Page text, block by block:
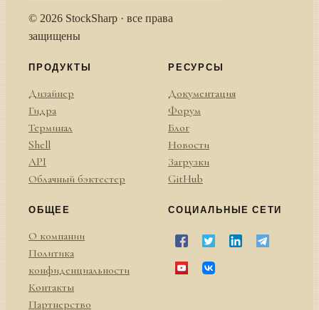
© 2026 StockSharp · все права
защищены
ПРОДУКТЫ
Дизайнер
Гидра
Терминал
Shell
API
Облачный бэктестер
РЕСУРСЫ
Документация
Форум
Блог
Новости
Загрузки
GitHub
ОБЩЕЕ
О компании
Политика
конфиденциальности
Контакты
Партнерство
СОЦИАЛЬНЫЕ СЕТИ